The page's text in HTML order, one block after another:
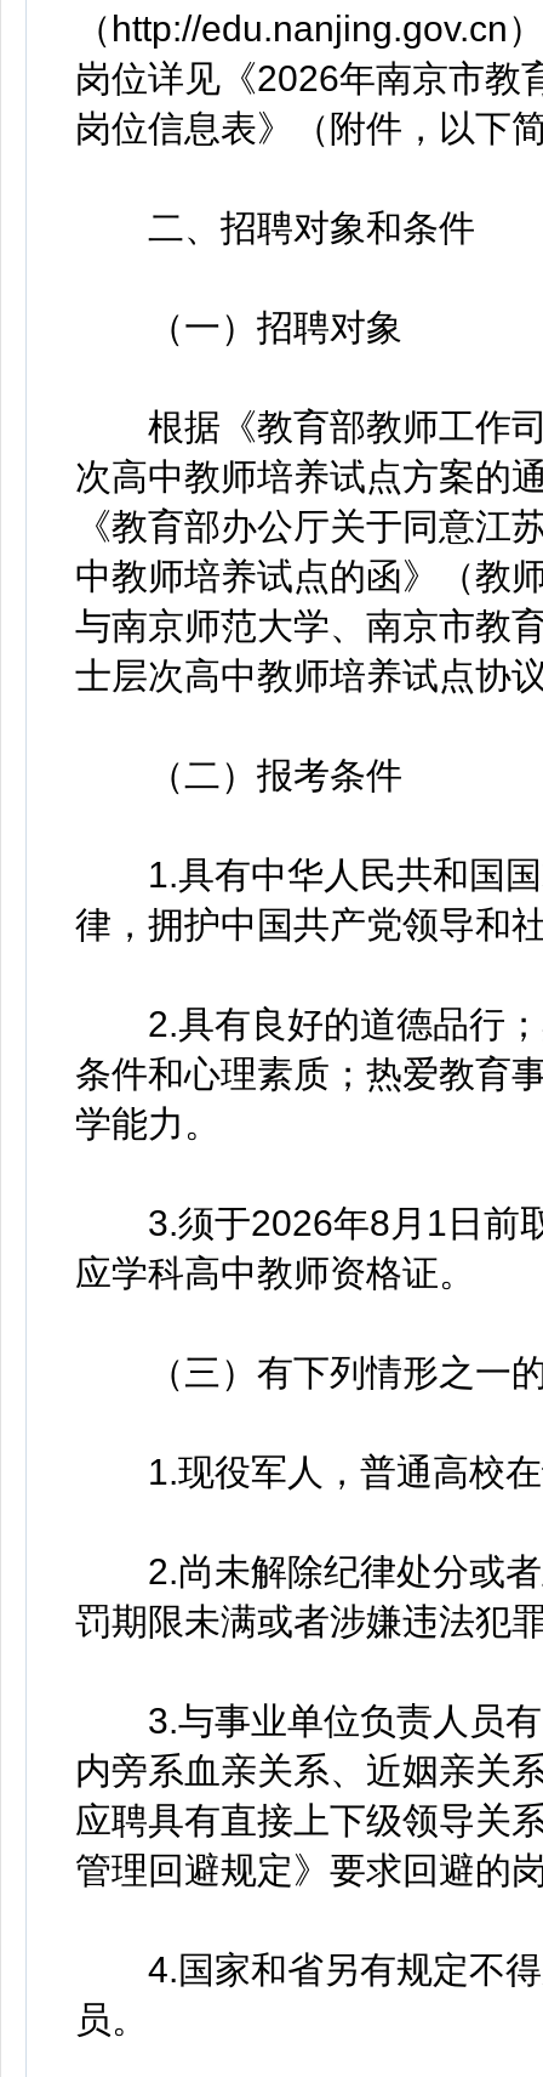
（http://edu.nanjing.gov.cn
岗位详见《2026年南京市教
岗位信息表》（附件，以下
二、招聘对象和条件
（一）招聘对象
根据《教育部教师工作司
次高中教师培养试点方案的
《教育部办公厅关于同意江
中教师培养试点的函》（教
与南京师范大学、南京市教
士层次高中教师培养试点协
（二）报考条件
1.具有中华人民共和国国
律，拥护中国共产党领导和
2.具有良好的道德品行；
条件和心理素质；热爱教育
学能力。
3.须于2026年8月1日前取
应学科高中教师资格证。
（三）有下列情形之一的
1.现役军人，普通高校在
2.尚未解除纪律处分或者
罚期限未满或者涉嫌违法犯
3.与事业单位负责人员有
内旁系血亲关系、近姻亲关
应聘具有直接上下级领导关
管理回避规定》要求回避的
4.国家和省另有规定不得
员。